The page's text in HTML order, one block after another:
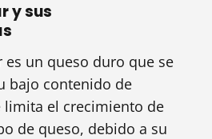
y sus
es un queso duro que se
bajo contenido de
limita el crecimiento de
de queso, debido a su